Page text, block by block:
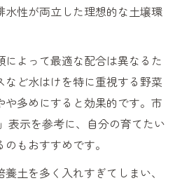
水性が両立した理想的な土壌環
によって最適な配合は異なるた
など水はけを特に重視する野菜
や多めにすると効果的です。市
表示を参考に、自分の育てたい
もおすすめです。
土を多く入れすぎてしまい、